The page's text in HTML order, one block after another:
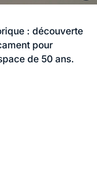
: découverte
pour
de 50 ans.